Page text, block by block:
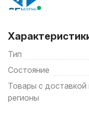
Тип
Состояние
Товары с доставкой
регионы